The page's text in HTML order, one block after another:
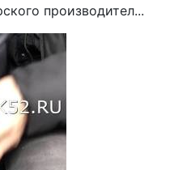
производител...